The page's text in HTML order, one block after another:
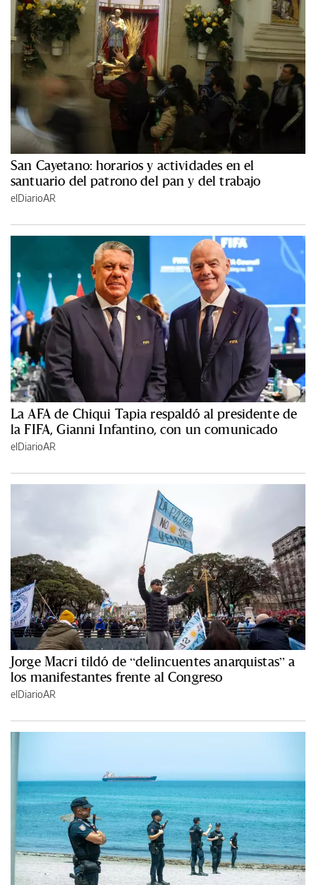
San Cayetano: horarios y actividades en el
santuario del patrono del pan y del trabajo
elDiarioAR
La AFA de Chiqui Tapia respaldó al presidente de
la FIFA, Gianni Infantino, con un comunicado
elDiarioAR
Jorge Macri tildó de “delincuentes anarquistas” a
los manifestantes frente al Congreso
elDiarioAR